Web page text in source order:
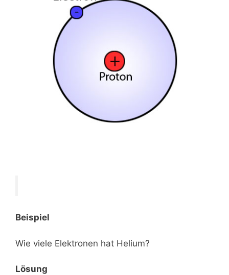
Beispiel
Wie viele Elektronen hat Helium?
Lösung